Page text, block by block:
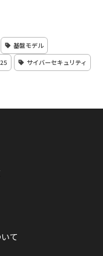
基盤モデル
サイバーセキュリティ
て